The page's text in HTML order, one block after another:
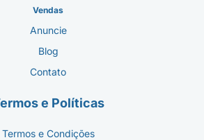
Vendas
Anuncie
Blog
Contato
e Políticas
Termos e Condições